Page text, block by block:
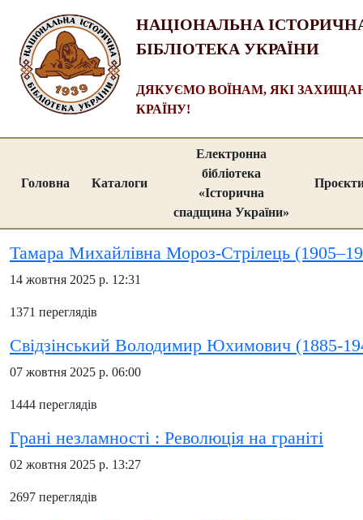
НАЦІОНАЛЬНА
БІБЛІОТЕКА УКРАЇНИ
ДЯКУЄМО ВОЇНАМ, ЯКІ
КРАЇНУ!
Головна Каталоги
Електронна
бібліотека
«Історична
спадщина України»
Тамара Михайлівна Мороз-Стрілець
14 жовтня 2025 р. 12:31
1371 переглядів
Свідзінський Володимир Юхимович (1885-
07 жовтня 2025 р. 06:00
1444 переглядів
Грані незламності : Революція на граніті
02 жовтня 2025 р. 13:27
2697 переглядів